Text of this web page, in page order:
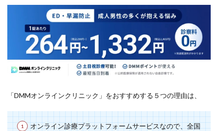
「DMMオンラインクリニック」をおすすめする５つの理由は、
オンライン診療プラットフォームサービスなので、全国